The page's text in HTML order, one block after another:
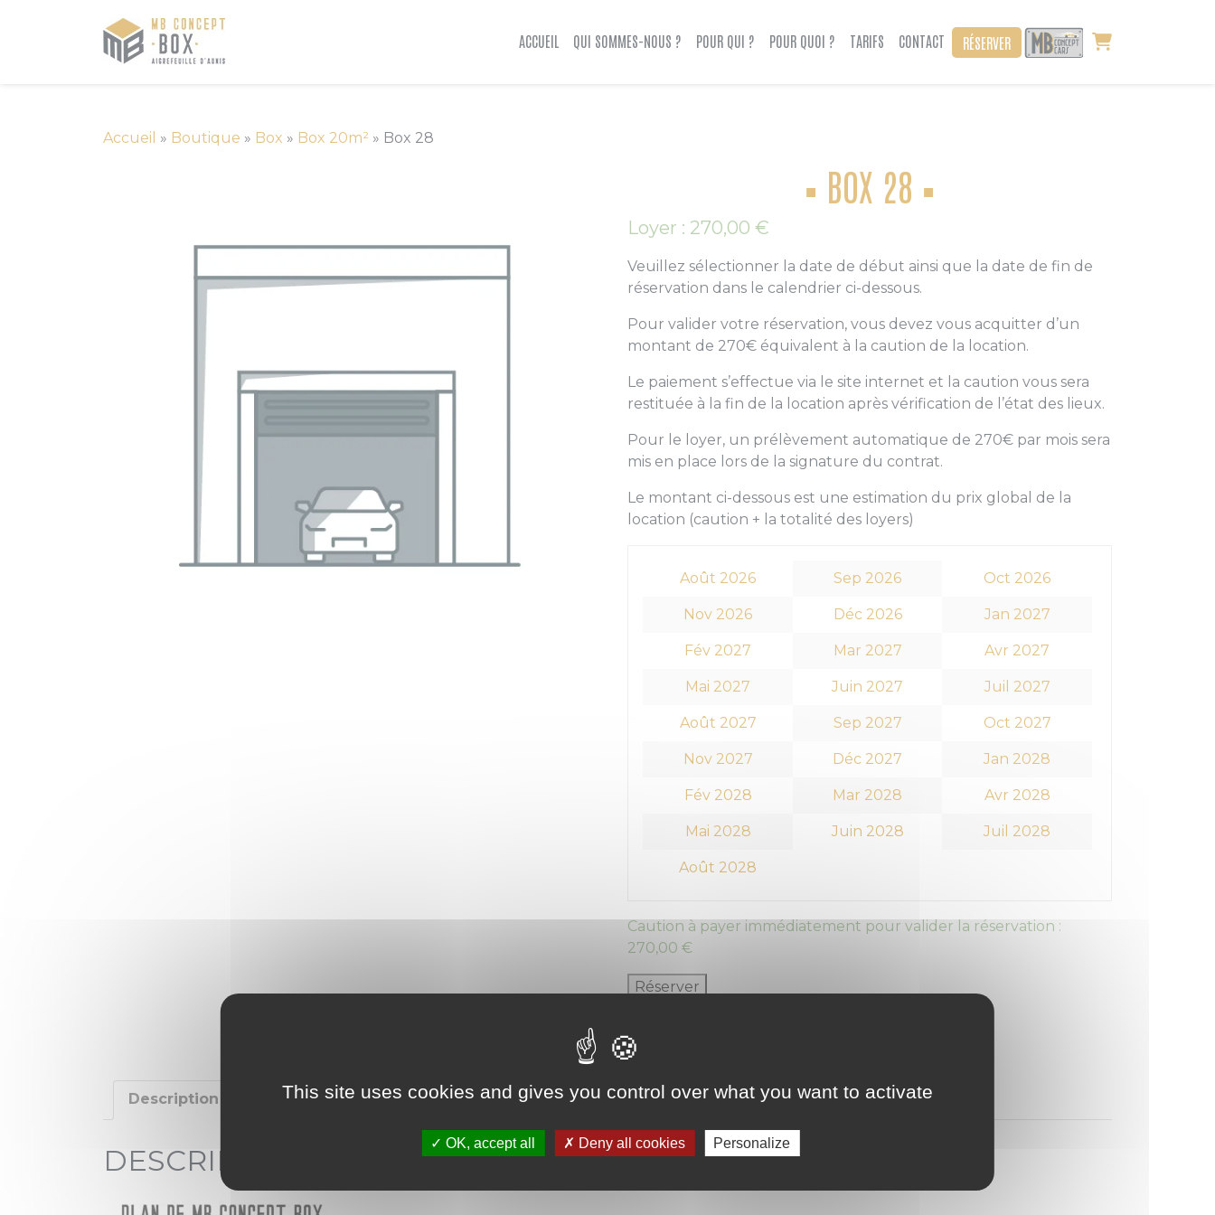
ACCUEIL QUI SOMMES-NOUS ? POUR QUI ? POUR QUOI ? TARIFS CONTACT RÉSERVER
Accueil » Boutique » Box » Box 20m² » Box 28
BOX 28
Loyer : 270,00€
Veuillez sélectionner la date de début ainsi que la date de fin de
réservation dans le calendrier ci-dessous.
Pour valider votre réservation, vous devez vous acquitter d’un
montant de 270€ équivalent à la caution de la location.
Le paiement s’effectue via le site internet et la caution vous sera
restituée à la fin de la location après vérification de l’état des lieux.
Pour le loyer, un prélèvement automatique de 270€ par mois sera
mis en place lors de la signature du contrat.
Le montant ci-dessous est une estimation du prix global de la
location (caution + la totalité des loyers)
Août 2026 Sep 2026 Oct 2026
Nov 2026 Déc 2026 Jan 2027
Fév 2027 Mar 2027 Avr 2027
Mai 2027 Juin 2027 Juil 2027
Août 2027 Sep 2027 Oct 2027
Nov 2027 Déc 2027 Jan 2028
Fév 2028 Mar 2028 Avr 2028
Mai 2028 Juin 2028 Juil 2028
Août 2028
Caution à payer immédiatement pour valider la réservation :
270,00€
Réserver
Category:
Description Additional information
DESCRIPTION
This site uses cookies and gives you control over what you want to activate
OK, accept all Deny all cookies Personalize